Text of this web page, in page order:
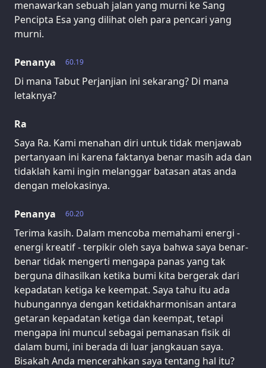
menawarkan sebuah jalan yang murni ke Sang
Pencipta Esa yang dilihat oleh para pencari yang
murni.
60.19
Penanya
Di mana Tabut Perjanjian ini sekarang? Di mana
letaknya?
Ra
Saya Ra. Kami menahan diri untuk tidak menjawab
pertanyaan ini karena faktanya benar masih ada dan
tidaklah kami ingin melanggar batasan atas anda
dengan melokasinya.
60.20
Penanya
Terima kasih. Dalam mencoba memahami energi -
energi kreatif - terpikir oleh saya bahwa saya benar-
benar tidak mengerti mengapa panas yang tak
berguna dihasilkan ketika bumi kita bergerak dari
kepadatan ketiga ke keempat. Saya tahu itu ada
hubungannya dengan ketidakharmonisan antara
getaran kepadatan ketiga dan keempat, tetapi
mengapa ini muncul sebagai pemanasan fisik di
dalam bumi, ini berada di luar jangkauan saya.
Bisakah Anda mencerahkan saya tentang hal itu?